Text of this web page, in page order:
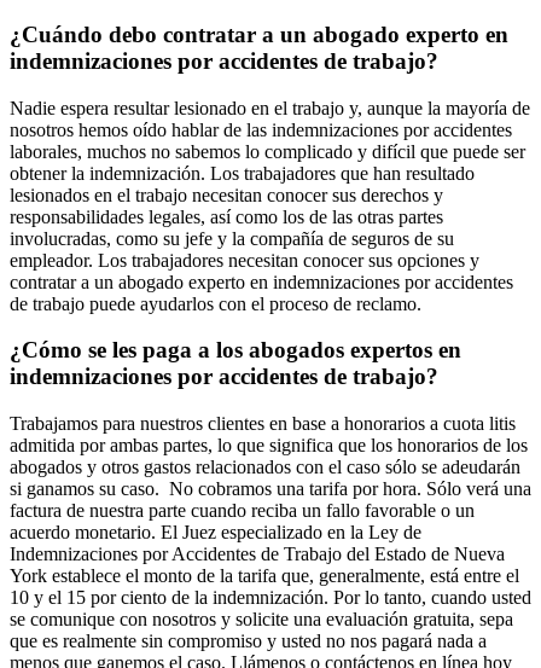
¿Cuándo debo contratar a un abogado experto en
indemnizaciones por accidentes de trabajo?
Nadie espera resultar lesionado en el trabajo y, aunque la mayoría de
nosotros hemos oído hablar de las indemnizaciones por accidentes
laborales, muchos no sabemos lo complicado y difícil que puede ser
obtener la indemnización. Los trabajadores que han resultado
lesionados en el trabajo necesitan conocer sus derechos y
responsabilidades legales, así como los de las otras partes
involucradas, como su jefe y la compañía de seguros de su
empleador. Los trabajadores necesitan conocer sus opciones y
contratar a un abogado experto en indemnizaciones por accidentes
de trabajo puede ayudarlos con el proceso de reclamo.
¿Cómo se les paga a los abogados expertos en
indemnizaciones por accidentes de trabajo?
Trabajamos para nuestros clientes en base a honorarios a cuota litis
admitida por ambas partes, lo que significa que los honorarios de los
abogados y otros gastos relacionados con el caso sólo se adeudarán
si ganamos su caso. No cobramos una tarifa por hora. Sólo verá una
factura de nuestra parte cuando reciba un fallo favorable o un
acuerdo monetario. El Juez especializado en la Ley de
Indemnizaciones por Accidentes de Trabajo del Estado de Nueva
York establece el monto de la tarifa que, generalmente, está entre el
10 y el 15 por ciento de la indemnización. Por lo tanto, cuando usted
se comunique con nosotros y solicite una evaluación gratuita, sepa
que es realmente sin compromiso y usted no nos pagará nada a
menos que ganemos el caso. Llámenos o contáctenos en línea hoy